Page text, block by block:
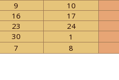
9 10
16 17
23 24
30 1
7 8